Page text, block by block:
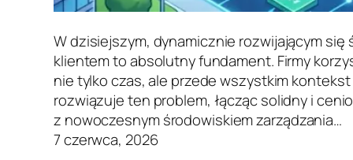
W dzisiejszym, dynamicznie rozwijającym
klientem to absolutny fundament. Firmy
nie tylko czas, ale przede wszystkim
rozwiązuje ten problem, łącząc solidny i
z nowoczesnym środowiskiem zarządzania…
7 czerwca, 2026